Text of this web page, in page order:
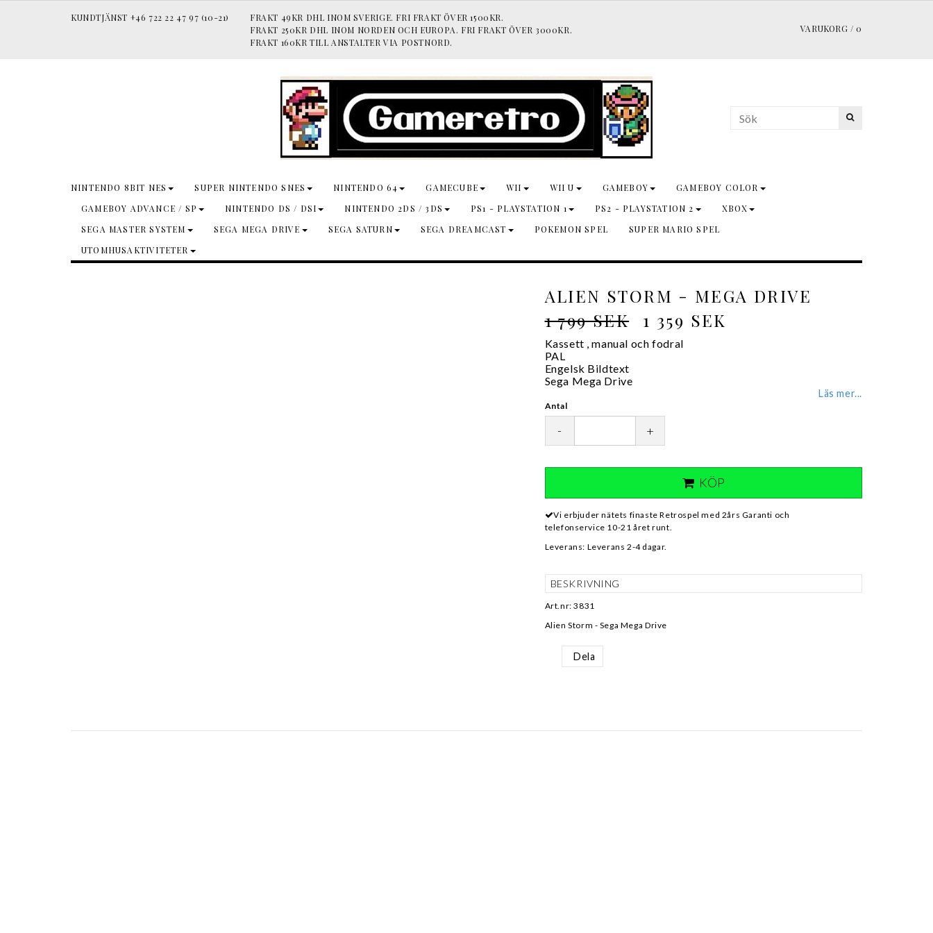
KUNDTJÄNST +46 722 22 47 97 (10-21)
FRAKT 49KR DHL INOM SVERIGE. FRI FRAKT ÖVER 1500KR.
FRAKT 250KR DHL INOM NORDEN OCH EUROPA. FRI FRAKT ÖVER 3000KR.
FRAKT 160KR TILL ANSTALTER VIA POSTNORD.
VARUKORG / 0
NINTENDO 8BIT NES SUPER NINTENDO SNES NINTENDO 64 GAMECUBE WII WII U GAMEBOY
GAMEBOY COLOR
GAMEBOY ADVANCE / SP
NINTENDO DS / DSI NINTENDO 2DS / 3DS PS1 - PLAYSTATION 1 PS2 - PLAYSTATION 2
XBOX
SEGA MASTER SYSTEM
SEGA MEGA DRIVE SEGA SATURN SEGA DREAMCAST POKEMON SPEL
SUPER MARIO SPEL
UTOMHUSAKTIVITETER
ALIEN STORM - MEGA DRIVE
1 799 SEK
1 359 SEK
Kassett , manual och fodral
PAL
Engelsk Bildtext
Sega Mega Drive
Läs mer...
Antal
- +
KÖP
Vi erbjuder nätets finaste Retrospel med 2års Garanti och
telefonservice 10-21 året runt.
Leverans: Leverans 2-4 dagar.
BESKRIVNING
Art.nr: 3831
Alien Storm - Sega Mega Drive
Dela